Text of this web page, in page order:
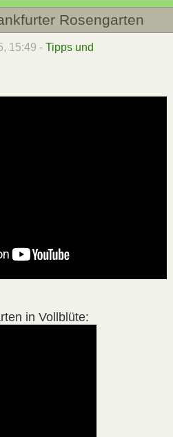
Rosengarten
15:49 - Tipps und
in Vollblüte: